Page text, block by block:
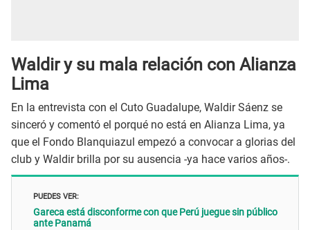
Waldir y su mala relación con Alianza
Lima
En la entrevista con el Cuto Guadalupe, Waldir Sáenz se
sinceró y comentó el porqué no está en Alianza Lima, ya
que el Fondo Blanquiazul empezó a convocar a glorias del
club y Waldir brilla por su ausencia -ya hace varios años-.
PUEDES VER:
Gareca está disconforme con que Perú juegue sin público
ante Panamá